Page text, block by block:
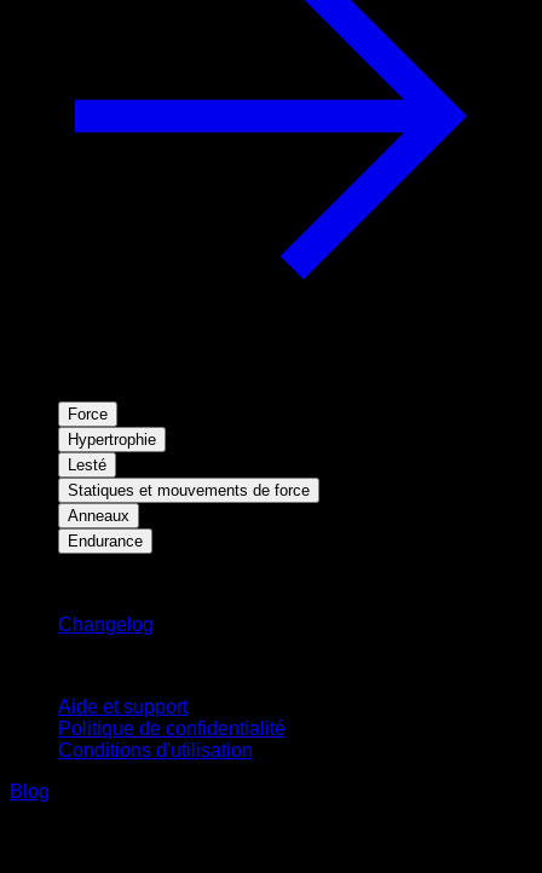
Force
Hypertrophie
Lesté
Statiques et mouvements de force
Anneaux
Endurance
Changelog
Aide et support
Politique de confidentialité
Conditions d'utilisation
Blog